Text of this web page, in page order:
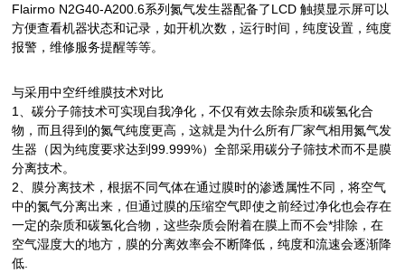
Flairmo N2G40-A200.6系列氮气发生器配备了LCD触摸显示屏可以
方便查看机器状态和记录，如开机次数，运行时间，纯度设置，纯度
报警，维修服务提醒等等。
与采用中空纤维膜技术对比
1、碳分子筛技术可实现自我净化，不仅有效去除杂质和碳氢化合
物，而且得到的氮气纯度更高，这就是为什么所有厂家气相用氮气发
生器（因为纯度要求达到99.999%）全部采用碳分子筛技术而不是膜
分离技术。
2、膜分离技术，根据不同气体在通过膜时的渗透属性不同，将空气
中的氮气分离出来，但通过膜的压缩空气即使之前经过净化也会存在
一定的杂质和碳氢化合物，这些杂质会附着在膜上而不会*排除，在
空气湿度大的地方，膜的分离效率会不断降低，纯度和流速会逐渐降
低.